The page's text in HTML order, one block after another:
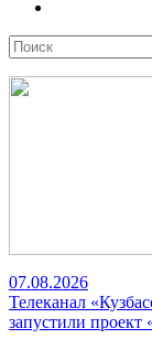
07.08.2026
Телеканал
запустили